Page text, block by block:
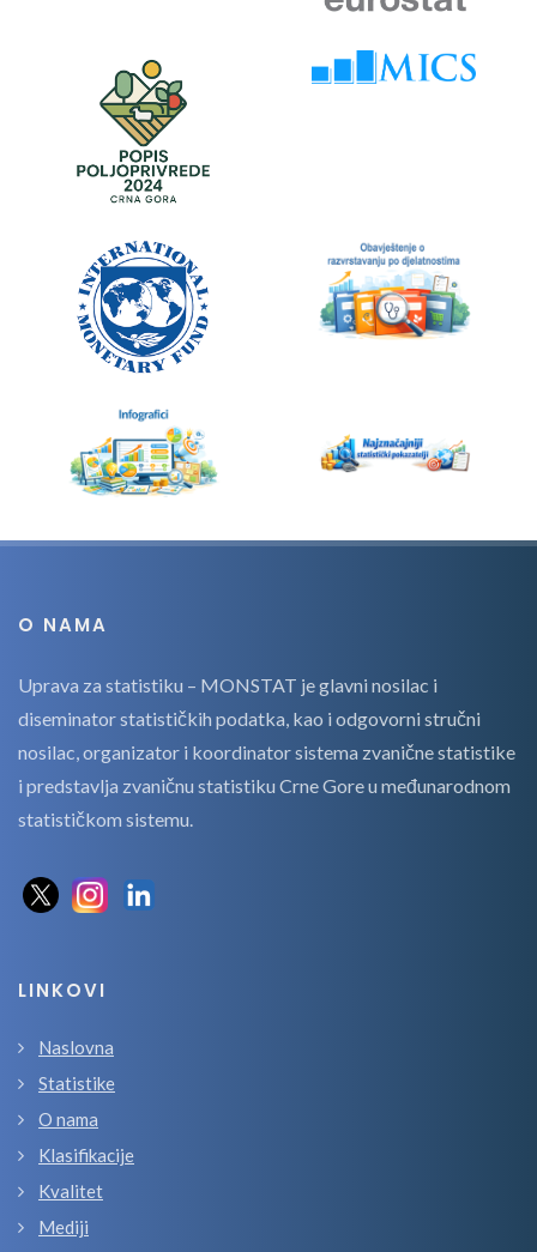
O NAMA
Uprava za statistiku – MONSTAT je glavni nosilac i
diseminator statističkih podatka, kao i odgovorni stručni
nosilac, organizator i koordinator sistema zvanične statistike
i predstavlja zvaničnu statistiku Crne Gore u međunarodnom
statističkom sistemu.
LINKOVI
Naslovna
Statistike
O nama
Klasifikacije
Kvalitet
Mediji